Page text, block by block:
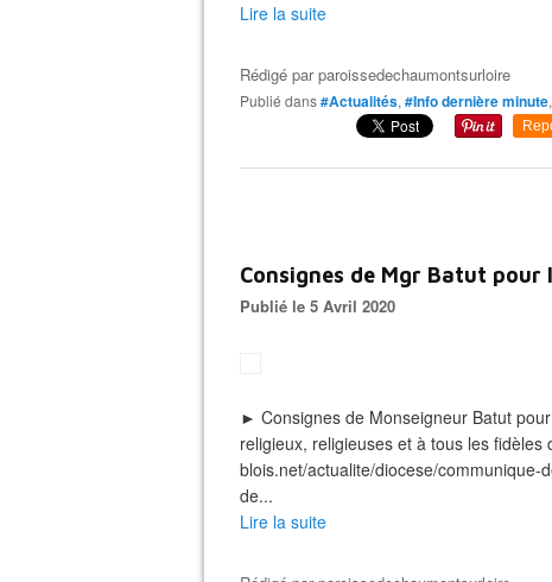
Lire la suite
Rédigé parparoissedechaumontsurloire
Publié dans#Actualités, #Info dernière minute,
Consignes de Mgr Batut pour
Publié le 5 Avril 2020
► Consignes de Monseigneur Batut
religieux, religieuses et à tous les fidèles
blois.net/actualite/diocese/
de...
Lire la suite